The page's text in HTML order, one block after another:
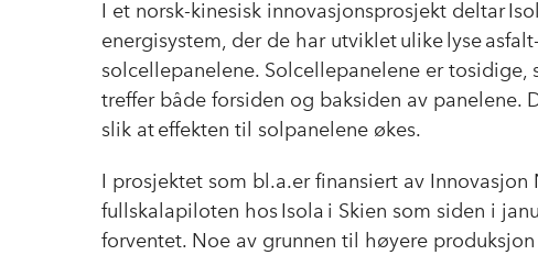
I et norsk-kinesisk innovasjonsprosjekt deltar
energisystem, der de har utviklet ulike lyse
solcellepanelene. Solcellepanelene er
treffer både forsiden og baksiden av panelene.
slik at effekten til solpanelene økes.
I prosjektet som bl.a.er finansiert av
fullskalapiloten hosIsola i Skien som siden i
forventet. Noe av grunnen til høyere